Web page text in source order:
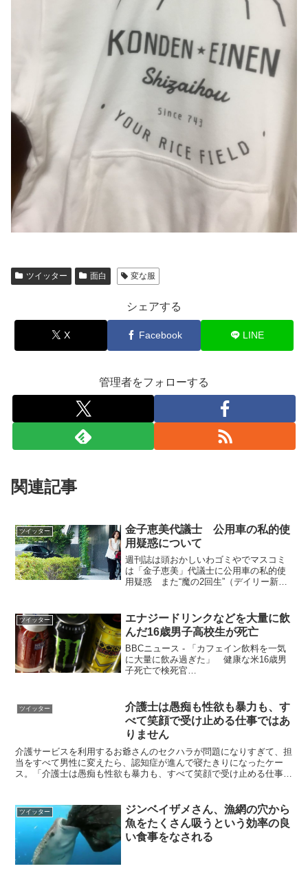
ツイッター 面白 変な服
シェアする
X Facebook LINE
管理者をフォローする
関連記事
ツイッター
金子恵美代議士 公用車の私的使
用疑惑について
週刊誌は頭おかしいわゴミやでマスコミ
は「金子恵美」代議士に公用車の私的使
用疑惑 また“魔の2回生”（デイリー新
(@whole_09) 2017年7月1日国会閉...
ツイッター
エナジードリンクなどを大量に飲
んだ16歳男子高校生が死亡
BBCニュース - 「カフェイン飲料を一気
に大量に飲み過ぎた」 健康な米16歳男
子死亡で検死官
時間...
ツイッター
介護士は愚痴も性欲も暴力も、す
べて笑顔で受け止める仕事ではあ
りません
介護サービスを利用するお爺さんのセクハラが問題になりすぎて、担
当をすべて男性に変えたら、認知症が進んで寝たきりになったケー
ス。「介護士は愚痴も性欲も暴力も、すべて笑顔で受け止める仕事で
ツイッター
ジンベイザメさん、漁網の穴から
魚をたくさん吸うという効率の良
い食事をなされる